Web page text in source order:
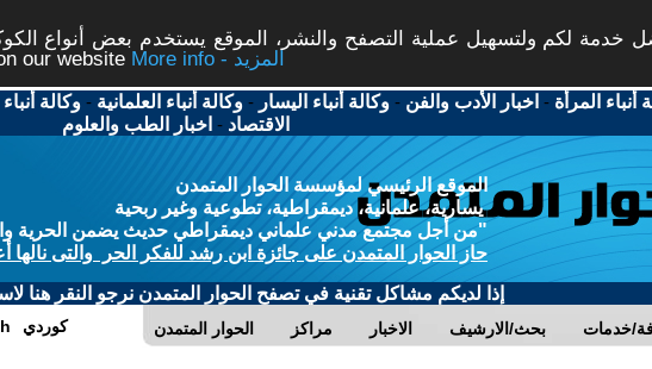
خدمة لكم ولتسهيل عملية التصفح والنشر، الموقع يستخدم بعض أنواع
our website
More info - المزيد
أنباء المرأة - اخبار الأدب والفن -وكالة أنباء اليسار -وكالة أنباء العلمانية -وكالة
الاقتصاد - اخبار الطب والعلوم
الموقع الرئيسي لمؤسسة الحوار المتمدن
يسارية، علمانية، ديمقراطية، تطوعية وغير ربحية
"من أجل مجتمع مدني علماني ديمقراطي حديث يضمن الحرية
حاز الحوار المتمدن على جائزة ابن رشد للفكر الحر والتى نالها
إذا لديكم مشاكل تقنية في تصفح الحوار المتمدن نرجو النقر هنا
الحوار المتمدن مراكز الاخبار بحث/الارشيف خدمات كوردي